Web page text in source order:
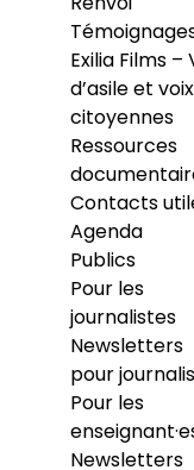
Exilia Films –
d’asile et voix
citoyennes
Ressources
Contacts
Agenda
Publics
Pour les
journalistes
Newsletters
pour
Pour les
Newsletters